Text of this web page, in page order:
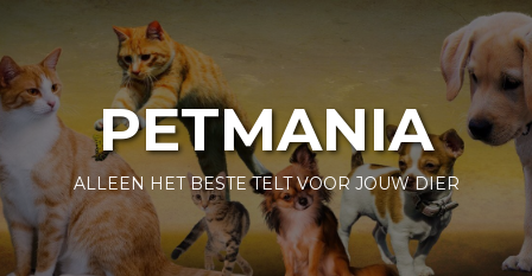
content
PETMANIA
ALLEEN HET BESTE TELT VOOR JOUW DIER